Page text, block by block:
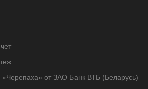
«Черепаха» от ЗАО Банк ВТБ (Беларусь)